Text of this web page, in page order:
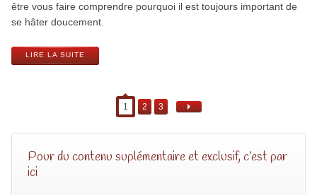
être vous faire comprendre pourquoi il est toujours important de
se hâter doucement.
LIRE LA SUITE
1 2 3
Pour du contenu suplémentaire et exclusif, c’est par
ici